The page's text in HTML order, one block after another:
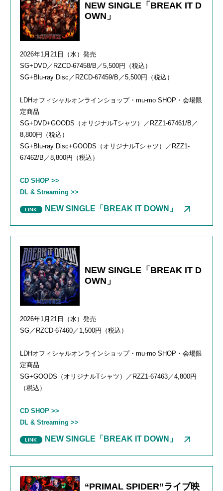
NEW SINGLE「BREAK IT D
OWN」
2026年1月21日（水）発売
SG+DVD／RZCD-67458/B／5,500円（税込）
SG+Blu-ray Disc／RZCD-67459/B／5,500円（税込）
LDHオフィシャルオンラインショップ・mu-mo SHOP・会場限
定商品
SG+DVD+GOODS（オリジナルTシャツ）／RZZ1-67461/B／
8,800円（税込）
SG+Blu-ray Disc+GOODS（オリジナルTシャツ）／RZZ1-
67462/B／8,800円（税込）
CD SHOP >>
DL & Streaming >>
NEW SINGLE「BREAK IT DOWN」
NEW SINGLE「BREAK IT D
OWN」
2026年1月21日（水）発売
SG／RZCD-67460／1,500円（税込）
LDHオフィシャルオンラインショップ・mu-mo SHOP・会場限
定商品
SG+GOODS（オリジナルTシャツ）／RZZ1-67463／4,800円
（税込）
CD SHOP >>
DL & Streaming >>
NEW SINGLE「BREAK IT DOWN」
“PRIMAL SPIDER”ライブ映